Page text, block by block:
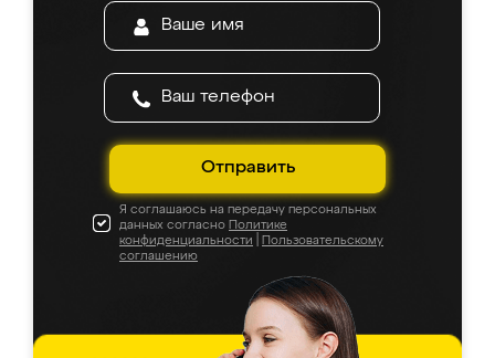
Отправить
Я соглашаюсь на передачу персональных
данных согласно Политике
конфиденциальности
Пользовательскому
соглашению